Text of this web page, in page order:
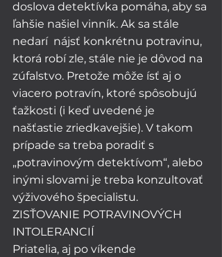
doslova detektívka pomáha, aby sa
ľahšie našiel vinník. Ak sa stále
nedarí  nájsť konkrétnu potravinu,
ktorá robí zle, stále nie je dôvod na
zúfalstvo. Pretože môže ísť aj o
viacero potravín, ktoré spôsobujú
ťažkosti (i keď uvedené je
našťastie zriedkavejšie). V takom
prípade sa treba poradiť s
„potravinovým detektívom“, alebo
inými slovami je treba konzultovať
výživového špecialistu.
ZISŤOVANIE POTRAVINOVÝCH
INTOLERANCIÍ
Priatelia, aj po víkende